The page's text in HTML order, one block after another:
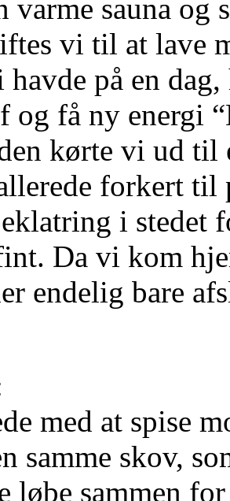
varme sauna og
vi til at lave
på en
og få ny energi
kørte vi ud til
forkert til
i stedet
Da vi kom
endelig bare
med at spise
samme skov,
løbe sammen